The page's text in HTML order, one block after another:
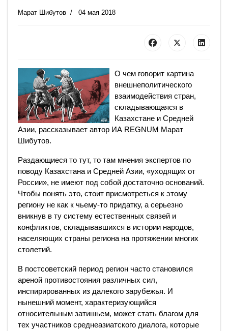
Марат Шибутов 04 мая 2018
О чем говорит картина
внешнеполитического
взаимодействия стран,
складывающаяся в
Казахстане и Средней
Азии, рассказывает автор ИА REGNUM Марат
Шибутов.
Раздающиеся то тут, то там мнения экспертов по
поводу Казахстана и Средней Азии, «уходящих от
России», не имеют под собой достаточно оснований.
Чтобы понять это, стоит присмотреться к этому
региону не как к чьему-то придатку, а серьезно
вникнув в ту систему естественных связей и
конфликтов, складывавшихся в истории народов,
населяющих страны региона на протяжении многих
столетий.
В постсоветский период регион часто становился
ареной противостояния различных сил,
инспирированных из далекого зарубежья. И
нынешний момент, характеризующийся
относительным затишьем, может стать благом для
тех участников среднеазиатского диалога, которые